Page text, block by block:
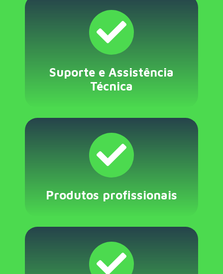
Suporte e Assistência
Técnica
Produtos profissionais